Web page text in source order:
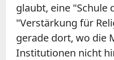
glaubt, eine "Schule
"Verstärkung für
gerade dort, wo die
Institutionen nicht